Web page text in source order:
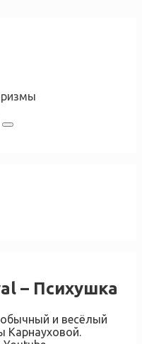
– Психушка
и весёлый
Карнауховой.